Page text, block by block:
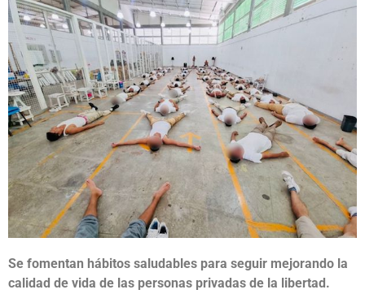
Se fomentan hábitos saludables para seguir mejorando la
calidad de vida de las personas privadas de la libertad.